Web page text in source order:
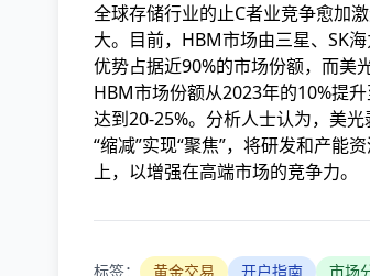
全球存储行业的止C者业竞争愈加
大。目前，HBM市场由三星、SK
优势占据近90%的市场份额，而
HBM市场份额从2023年的10%提
达到20-25%。分析人士认为，美
“缩减”实现“聚焦”，将研发和产能
上，以增强在高端市场的竞争力。
标签： 黄金交易 开户指南 市场